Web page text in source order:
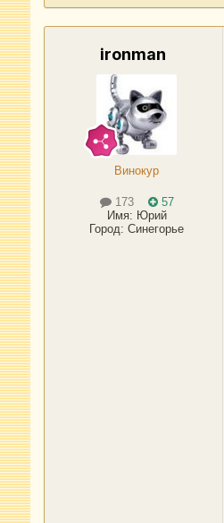
ironman
Винокур
173
57
Имя: Юрий
Город:Синегорье